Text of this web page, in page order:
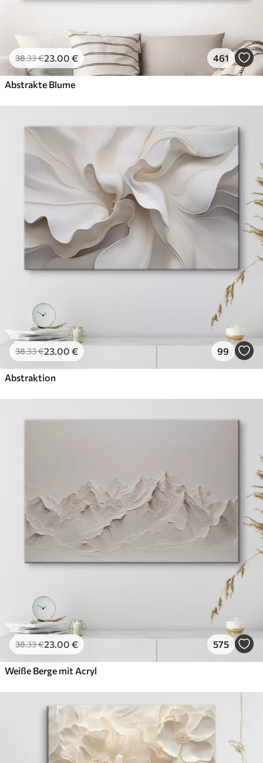
38.33€23.00 € 461
Abstrakte Blume
38.33€23.00 € 99
Abstraktion
38.33€23.00 € 575
Weiße Berge mit Acryl